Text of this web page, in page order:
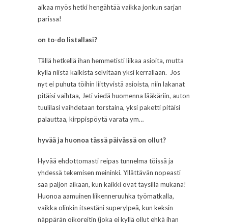
aikaa myös hetki hengähtää vaikka jonkun sarjan
parissa!
on to-do listallasi?
Tällä hetkellä ihan hemmetisti liikaa asioita, mutta
kyllä niistä kaikista selvitään yksi kerrallaan. Jos
nyt ei puhuta töihin liittyvistä asioista, niin lakanat
pitäisi vaihtaa, Jeti viedä huomenna lääkäriin, auton
tuulilasi vaihdetaan torstaina, yksi paketti pitäisi
palauttaa, kirppispöytä varata ym…
hyvää ja huonoa tässä päivässä on ollut?
Hyvää ehdottomasti reipas tunnelma töissä ja
yhdessä tekemisen meininki. Yllättävän nopeasti
saa paljon aikaan, kun kaikki ovat täysillä mukana!
Huonoa aamuinen liikenneruuhka työmatkalla,
vaikka olinkin itsestäni superylpeä, kun keksin
näppärän oikoreitin (joka ei kyllä ollut ehkä ihan